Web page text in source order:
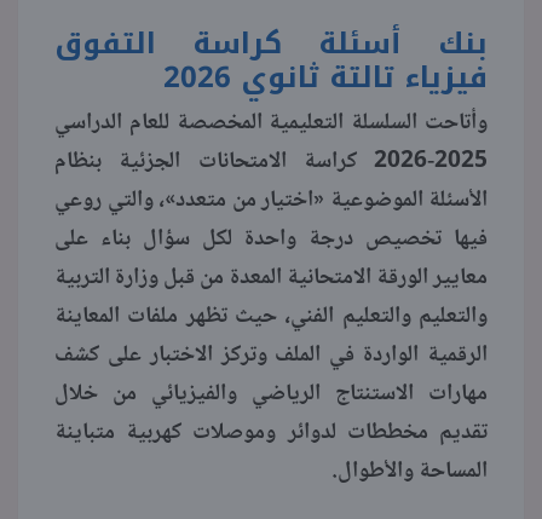
بنك أسئلة كراسة التفوق
فيزياء تالتة ثانوي 2026
وأتاحت السلسلة التعليمية المخصصة للعام الدراسي
2025-2026 كراسة الامتحانات الجزئية بنظام
الأسئلة الموضوعية «اختيار من متعدد»، والتي روعي
فيها تخصيص درجة واحدة لكل سؤال بناء على
معايير الورقة الامتحانية المعدة من قبل وزارة التربية
والتعليم والتعليم الفني، حيث تظهر ملفات المعاينة
الرقمية الواردة في الملف وتركز الاختبار على كشف
مهارات الاستنتاج الرياضي والفيزيائي من خلال
تقديم مخططات لدوائر وموصلات كهربية متباينة
المساحة والأطوال.